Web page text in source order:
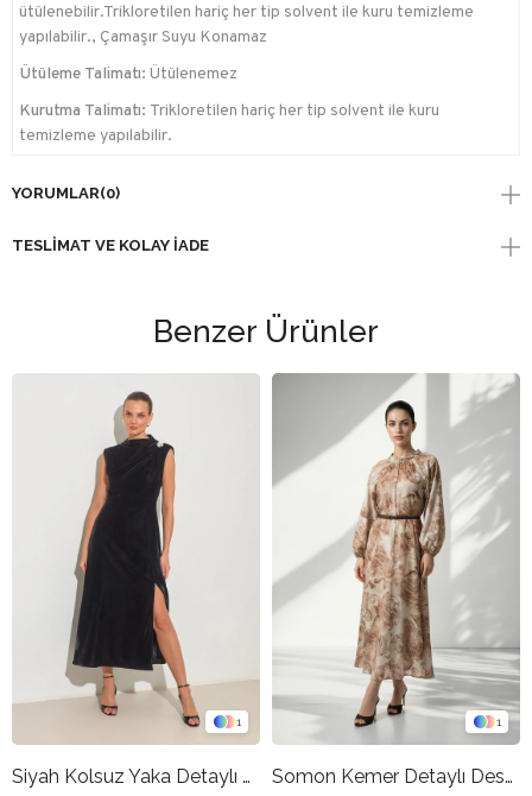
ütülenebilir.Trikloretilen hariç her tip solvent ile kuru temizleme
yapılabilir., Çamaşır Suyu Konamaz
Ütüleme Talimatı: Ütülenemez
Kurutma Talimatı: Trikloretilen hariç her tip solvent ile kuru
temizleme yapılabilir.
YORUMLAR(0)
TESLIMAT VE KOLAY İADE
Benzer Ürünler
1
Siyah Kolsuz Yaka Detaylı Belden Oturtmalı Kadife Elbise
1
Somon Kemer Detaylı Desenli Rahat Kesim Elbise